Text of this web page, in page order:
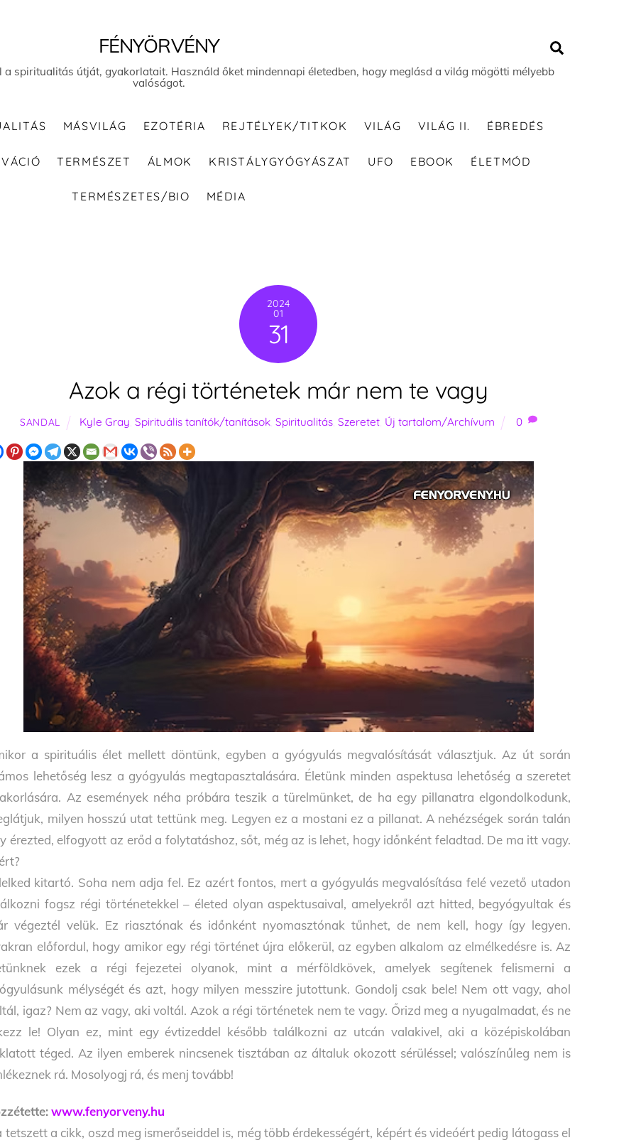
FÉNYÖRVÉNY
a spiritualitás útját, gyakorlatait. Használd őket mindennapi életedben, hogy meglásd a világ mögötti mélyebb
valóságot.
MÁSVILÁG EZOTÉRIA REJTÉLYEK/TITKOK VILÁG VILÁG II. ÉBREDÉS
TERMÉSZET ÁLMOK KRISTÁLYGYÓGYÁSZAT UFO EBOOK ÉLETMÓD
TERMÉSZETES/BIO MÉDIA
2024
01
31
Azok a régi történetek már nem te vagy
SANDAL Kyle Gray Spirituális tanítók/tanítások, Spiritualitás, Szeretet, Új tartalom/Archívum 0
a spirituális élet mellett döntünk, egyben a gyógyulás megvalósítását választjuk. Az út során
lehetőség lesz a gyógyulás megtapasztalására. Életünk minden aspektusa lehetőség a szeretet
Az események néha próbára teszik a türelmünket, de ha egy pillanatra elgondolkodunk,
milyen hosszú utat tettünk meg. Legyen ez a mostani ez a pillanat. A nehézségek során talán
érezted, elfogyott az erőd a folytatáshoz, sőt, még az is lehet, hogy időnként feladtad. De ma itt vagy.
kitartó. Soha nem adja fel. Ez azért fontos, mert a gyógyulás megvalósítása felé vezető utadon
fogsz régi történetekkel – életed olyan aspektusaival, amelyekről azt hitted, begyógyultak és
végeztél velük. Ez riasztónak és időnként nyomasztónak tűnhet, de nem kell, hogy így legyen.
előfordul, hogy amikor egy régi történet újra előkerül, az egyben alkalom az elmélkedésre is. Az
ezek a régi fejezetei olyanok, mint a mérföldkövek, amelyek segítenek felismerni a
mélységét és azt, hogy milyen messzire jutottunk. Gondolj csak bele! Nem ott vagy, ahol
igaz? Nem az vagy, aki voltál. Azok a régi történetek nem te vagy. Őrizd meg a nyugalmadat, és ne
le! Olyan ez, mint egy évtizeddel később találkozni az utcán valakivel, aki a középiskolában
téged. Az ilyen emberek nincsenek tisztában az általuk okozott sérüléssel; valószínűleg nem is
rá. Mosolyogj rá, és menj tovább!
www.fenyorveny.hu
tetszett a cikk, oszd meg ismerőseiddel is, még több érdekességért, képért és videóért pedig látogass el